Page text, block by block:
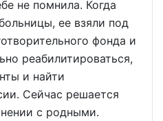
не помнила. Когда
ее взяли под
фонда и
реабилитироваться,
и найти
Сейчас решается
с родными.